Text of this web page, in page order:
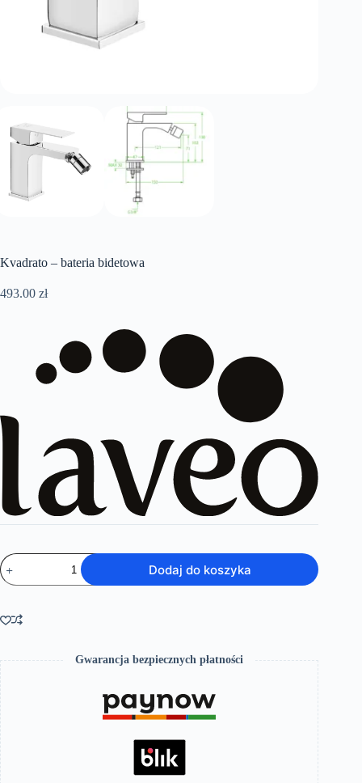
Kvadrato – bateria bidetowa
493.00 zł
ilość
Kvadrato
bidetowa
Dodaj do koszyka
Gwarancja bezpiecznych płatności